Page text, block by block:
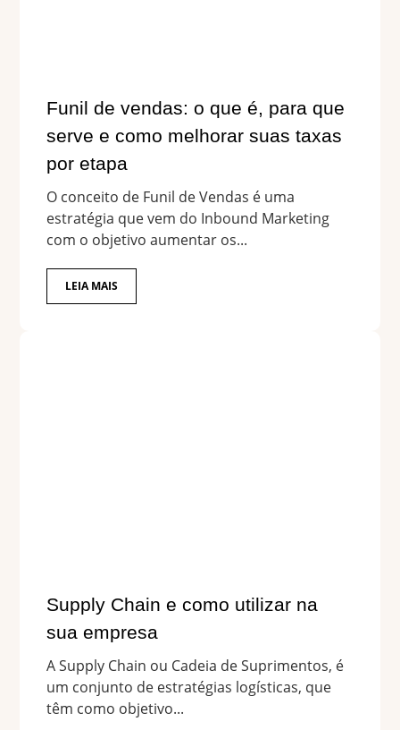
Funil de vendas: o que é, para que
serve e como melhorar suas taxas
por etapa
O conceito de Funil de Vendas é uma
estratégia que vem do Inbound Marketing
com o objetivo aumentar os...
LEIA MAIS
Supply Chain e como utilizar na
sua empresa
A Supply Chain ou Cadeia de Suprimentos, é
um conjunto de estratégias logísticas, que
têm como objetivo...